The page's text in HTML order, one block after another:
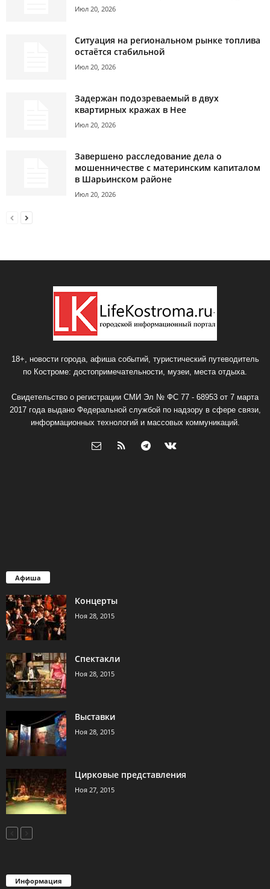
Июл 20, 2026
Ситуация на региональном рынке топлива
остаётся стабильной
Июл 20, 2026
Задержан подозреваемый в двух
квартирных кражах в Нее
Июл 20, 2026
Завершено расследование дела о
мошенничестве с материнским капиталом
в Шарьинском районе
Июл 20, 2026
18+, новости города, афиша событий, туристический путеводитель
по Костроме: достопримечательности, музеи, места отдыха.
Свидетельство о регистрации СМИ Эл № ФС 77 - 68953 от 7 марта
2017 года выдано Федеральной службой по надзору в сфере связи,
информационных технологий и массовых коммуникаций.
Афиша
Концерты
Ноя 28, 2015
Спектакли
Ноя 28, 2015
Выставки
Ноя 28, 2015
Цирковые представления
Ноя 27, 2015
Информация